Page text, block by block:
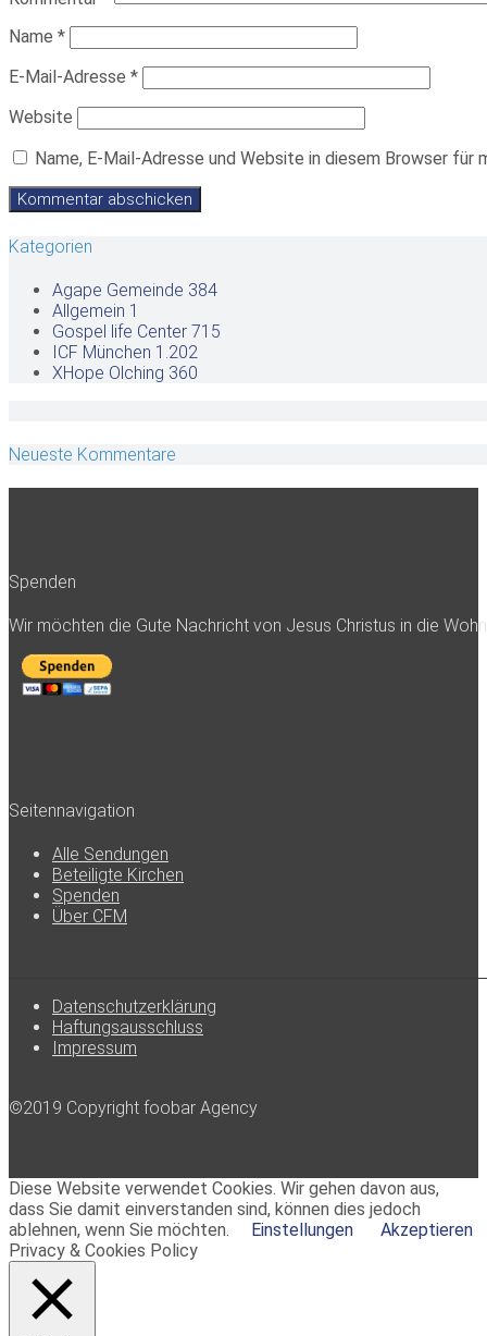
Name *
E-Mail-Adresse *
Website
Name, E-Mail-Adresse und Website in diesem Browser für
Kategorien
Agape Gemeinde 384
Allgemein 1
Gospel life Center 715
ICF München 1.202
XHope Olching 360
Neueste Kommentare
Spenden
Wir möchten die Gute Nachricht von Jesus Christus in die
Seitennavigation
Alle Sendungen
Beteiligte Kirchen
Spenden
Über CFM
Datenschutzerklärung
Haftungsausschluss
Impressum
©2019 Copyright foobar Agency
Diese Website verwendet Cookies. Wir gehen davon aus,
dass Sie damit einverstanden sind, können dies jedoch
ablehnen, wenn Sie möchten.
Einstellungen
Akzeptieren
Privacy & Cookies Policy